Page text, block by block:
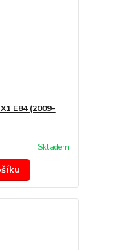
E84 (2009-
Skladem